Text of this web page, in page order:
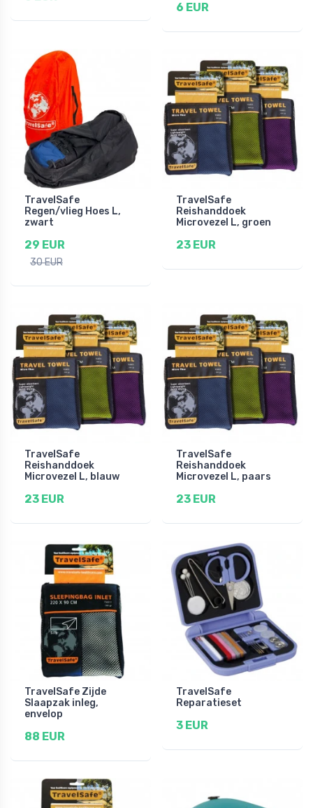
6 EUR
TravelSafe
Regen/vlieg Hoes L,
zwart
29 EUR
30 EUR
TravelSafe
Reishanddoek
Microvezel L, groen
23 EUR
TravelSafe
Reishanddoek
Microvezel L, blauw
23 EUR
TravelSafe
Reishanddoek
Microvezel L, paars
23 EUR
TravelSafe Zijde
Slaapzak inleg,
envelop
88 EUR
TravelSafe
Reparatieset
3 EUR